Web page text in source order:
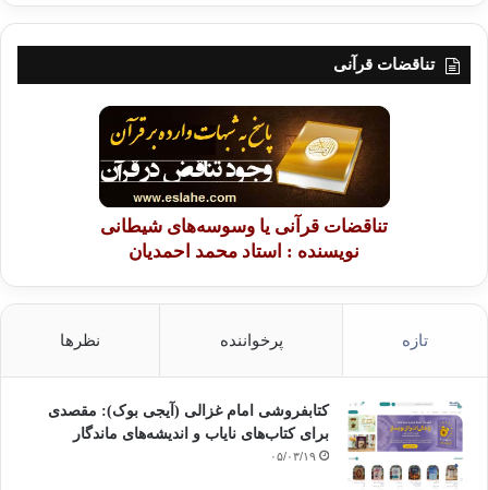
تناقضات قرآنی
تناقضات قرآنی یا وسوسه‌های شیطانی
نویسنده : استاد محمد احمدیان
تازه پرخواننده نظرها
کتابفروشی امام غزالی (آیجی بوک): مقصدی
برای کتاب‌های نایاب و اندیشه‌های ماندگار
۰۵/۰۳/۱۹